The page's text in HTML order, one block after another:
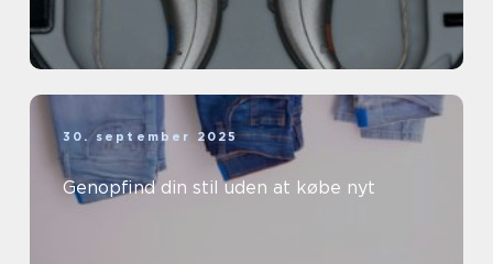
30. september 2025
Genopfind din stil uden at købe nyt